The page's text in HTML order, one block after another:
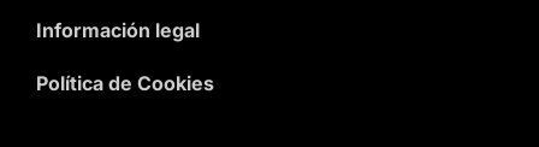
Información legal
Política de Cookies